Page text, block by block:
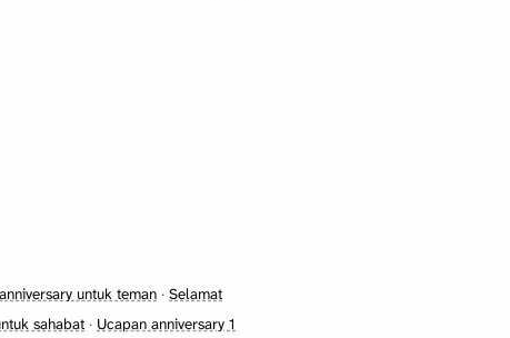
untuk teman · Selamat
sahabat · Ucapan anniversary 1